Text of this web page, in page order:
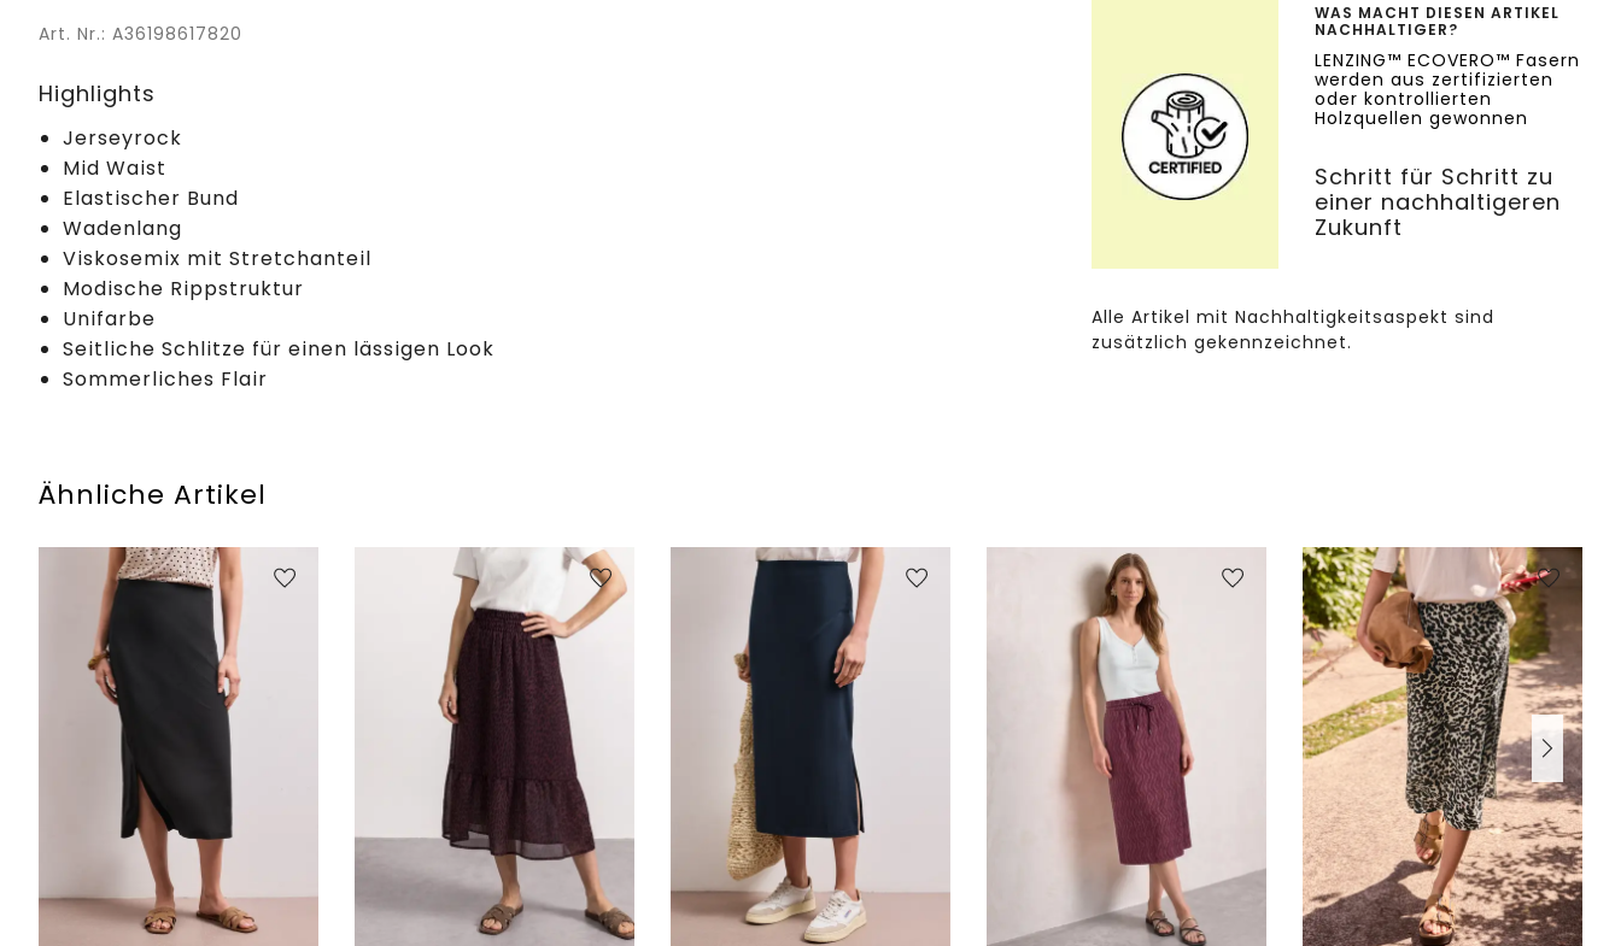
Art. Nr.: A36198617820
Highlights
Jerseyrock
Mid Waist
Elastischer Bund
Wadenlang
Viskosemix mit Stretchanteil
Modische Rippstruktur
Unifarbe
Seitliche Schlitze für einen lässigen Look
Sommerliches Flair
WAS MACHT DIESEN ARTIKEL
NACHHALTIGER?
LENZING™ ECOVERO™ Fasern
werden aus zertifizierten
oder kontrollierten
Holzquellen gewonnen
Schritt für Schritt zu
einer nachhaltigeren
Zukunft
Alle Artikel mit Nachhaltigkeitsaspekt sind
zusätzlich gekennzeichnet.
Ähnliche Artikel